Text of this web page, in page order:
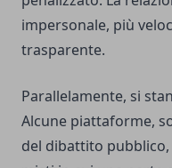
impersonale, più
trasparente.
Parallelamente, si
Alcune piattaforme,
del dibattito